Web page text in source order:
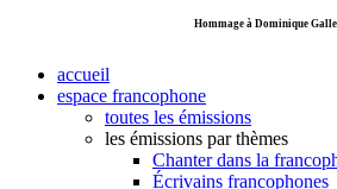
Hommage à Dominique
accueil
espace francophone
toutes les émissions
les émissions par thèmes
Chanter dans la
Écrivains francophones